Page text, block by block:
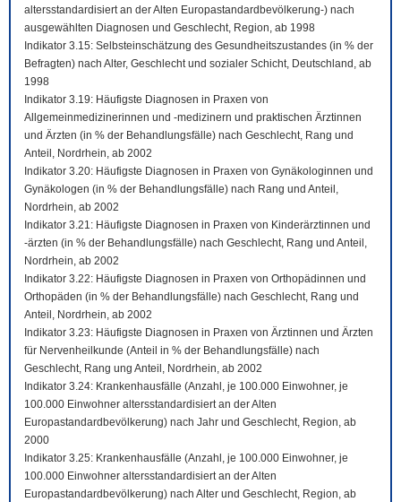
altersstandardisiert an der Alten Europastandardbevölkerung-) nach
ausgewählten Diagnosen und Geschlecht, Region, ab 1998
Indikator 3.15: Selbsteinschätzung des Gesundheitszustandes (in % der
Befragten) nach Alter, Geschlecht und sozialer Schicht, Deutschland, ab
1998
Indikator 3.19: Häufigste Diagnosen in Praxen von
Allgemeinmedizinerinnen und -medizinern und praktischen Ärztinnen
und Ärzten (in % der Behandlungsfälle) nach Geschlecht, Rang und
Anteil, Nordrhein, ab 2002
Indikator 3.20: Häufigste Diagnosen in Praxen von Gynäkologinnen und
Gynäkologen (in % der Behandlungsfälle) nach Rang und Anteil,
Nordrhein, ab 2002
Indikator 3.21: Häufigste Diagnosen in Praxen von Kinderärztinnen und
-ärzten (in % der Behandlungsfälle) nach Geschlecht, Rang und Anteil,
Nordrhein, ab 2002
Indikator 3.22: Häufigste Diagnosen in Praxen von Orthopädinnen und
Orthopäden (in % der Behandlungsfälle) nach Geschlecht, Rang und
Anteil, Nordrhein, ab 2002
Indikator 3.23: Häufigste Diagnosen in Praxen von Ärztinnen und Ärzten
für Nervenheilkunde (Anteil in % der Behandlungsfälle) nach
Geschlecht, Rang ung Anteil, Nordrhein, ab 2002
Indikator 3.24: Krankenhausfälle (Anzahl, je 100.000 Einwohner, je
100.000 Einwohner altersstandardisiert an der Alten
Europastandardbevölkerung) nach Jahr und Geschlecht, Region, ab
2000
Indikator 3.25: Krankenhausfälle (Anzahl, je 100.000 Einwohner, je
100.000 Einwohner altersstandardisiert an der Alten
Europastandardbevölkerung) nach Alter und Geschlecht, Region, ab